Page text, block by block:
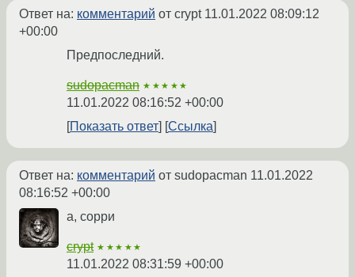
Ответ на: комментарий от crypt 11.01.2022 08:09:12
+00:00
Предпоследний.
sudopacman ★★★★★
11.01.2022 08:16:52 +00:00
Показать ответ
Ссылка
Ответ на: комментарий от sudopacman 11.01.2022
08:16:52 +00:00
а, сорри
crypt ★★★★★
11.01.2022 08:31:59 +00:00